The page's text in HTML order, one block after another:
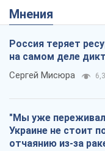
Мнения
Россия теряет
на самом деле
Сергей Мисюра
"Мы уже
Украине не стоит
отчаянию из-за